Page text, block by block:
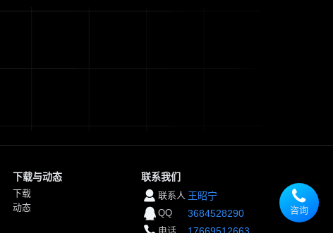
咨询
下载与动态
下载
动态
联系我们
联系人 王昭宁
QQ 3684528290
电话 17669512663